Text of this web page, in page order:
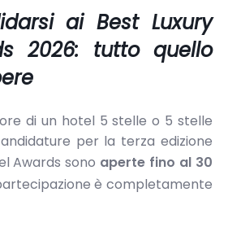
ai Best Luxury
2026: tutto quello
di un hotel 5 stelle o 5 stelle
per la terza edizione
Awards sono aperte fino al 30
è completamente